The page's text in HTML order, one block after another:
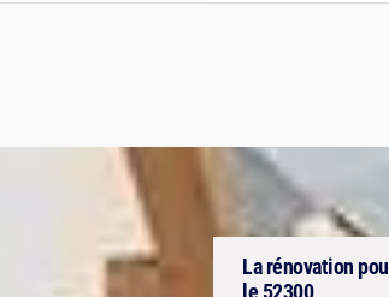
La rénovation
le 52300